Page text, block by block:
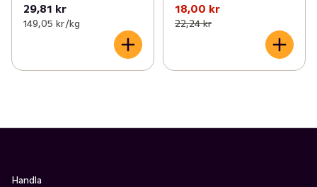
29,81 kr
149,05 kr /kg
18,00 kr
22,24 kr
Handla